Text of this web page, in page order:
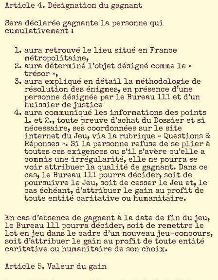
Article 4. Désignation du gagnant
Sera déclarée gagnante la personne qui
cumulativement :
aura retrouvé le lieu situé en France
métropolitaine,
aura déterminé l’objet désigné comme le «
trésor »,
aura expliqué en détail la méthodologie de
résolution des énigmes, en présence d’une
personne désignée par le Bureau 111 et d’un
huissier de justice
aura communiqué les informations des points
1. et 2., toute preuve d’achat du Dossier et si
nécessaire, ses coordonnées sur le site
internet du Jeu, via la rubrique « Questions &
Réponses ». Si la personne refuse de se plier à
toutes ces exigences ou s’il s’avère qu’elle a
commis une irrégularité, elle ne pourra se
voir attribuer la qualité de gagnant. Dans ce
cas, le Bureau 111 pourra décider, soit de
poursuivre le Jeu, soit de cesser le Jeu et, le
cas échéant, d’attribuer le gain au profit de
toute entité caritative ou humanitaire.
En cas d’absence de gagnant à la date de fin du jeu,
le Bureau 111 pourra décider, soit de remettre le
lot en jeu dans le cadre d’un nouveau jeu-concours,
soit d’attribuer le gain au profit de toute entité
caritative ou humanitaire de son choix.
Article 5. Valeur du gain